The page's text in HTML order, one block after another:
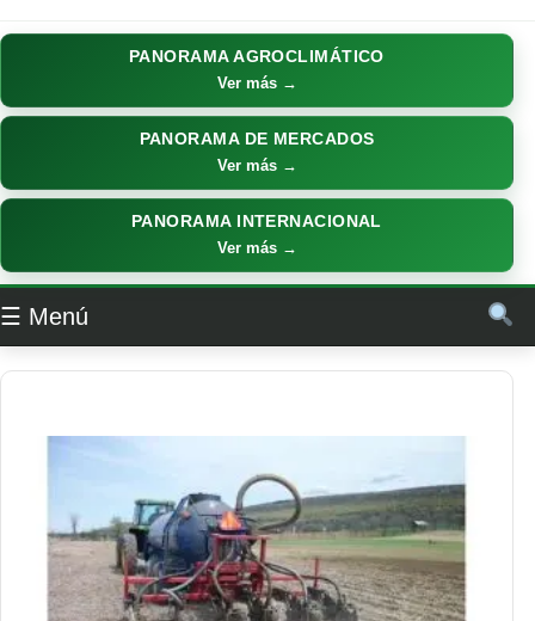
PANORAMA AGROCLIMÁTICO
Ver más →
PANORAMA DE MERCADOS
Ver más →
PANORAMA INTERNACIONAL
Ver más →
☰ Menú